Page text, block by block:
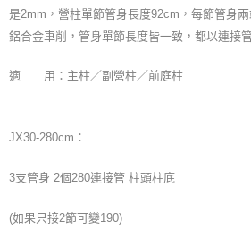
是2mm，營柱單節管身長度92cm，每節管身
鋁合金車削，管身單節長度皆一致，都以連接
適 用：主柱／副營柱／前庭柱
JX30-280cm：
3支管身 2個280連接管 柱頭柱底
(如果只接2節可變190)